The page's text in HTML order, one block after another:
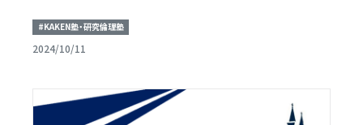
#KAKEN塾・研究倫理塾
2024/10/11